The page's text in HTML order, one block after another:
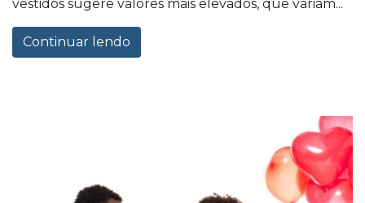
vestidos sugere valores mais elevados, que variam...
Continuar lendo